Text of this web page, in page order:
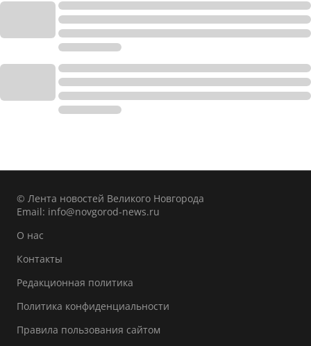
© Лента новостей Великого Новгорода
Email: info@novgorod-news.ru
О нас
Контакты
Редакционная политика
Политика конфиденциальности
Правила пользования сайтом